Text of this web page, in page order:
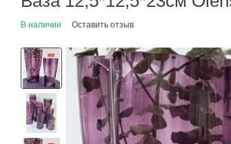
В наличии Оставить отзыв